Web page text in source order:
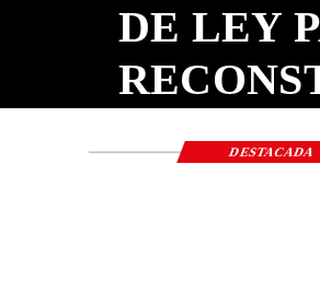
DE LEY
NACIONAL
DESTACADA